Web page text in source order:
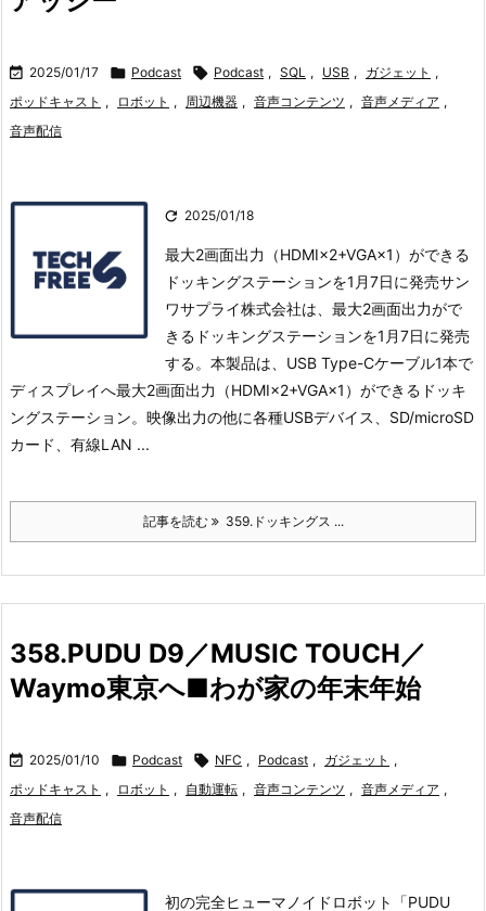
 2025/01/17  Podcast  Podcast , SQL , USB , ガジェット ,
ポッドキャスト , ロボット , 周辺機器 , 音声コンテンツ , 音声メディア ,
音声配信
 2025/01/18
最大2画面出力（HDMI×2+VGA×1）ができる
ドッキングステーションを1月7日に発売サン
ワサプライ株式会社は、最大2画面出力がで
きるドッキングステーションを1月7日に発売
する。 本製品は、USB Type-Cケーブル1本で
ディスプレイへ最大2画面出力（HDMI×2+VGA×1）ができるドッキ
ングステーション。 映像出力の他に各種USBデバイス、SD/microSD
カード、有線LAN ...
記事を読む 359.ドッキングス ...
358.PUDU D9／MUSIC TOUCH／
Waymo東京へ■わが家の年末年始
 2025/01/10  Podcast  NFC , Podcast , ガジェット ,
ポッドキャスト , ロボット , 自動運転 , 音声コンテンツ , 音声メディア ,
音声配信
初の完全ヒューマノイドロボット「PUDU